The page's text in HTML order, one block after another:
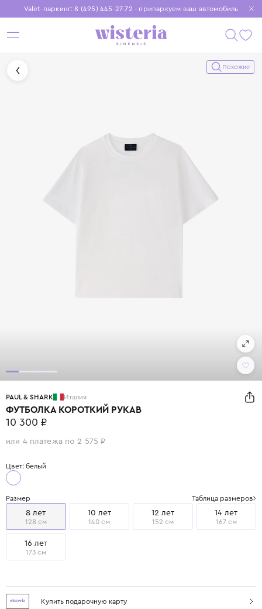
Valet-паркинг: 8 (495) 445-27-72 - припаркуем ваш автомобиль
Бесплатная доставка при заказе от 15 000 ₽
Установите приложение, чтобы покупки были еще удобнее
Похожие
PAUL & SHARK Италия
ФУТБОЛКА КОРОТКИЙ РУКАВ
10 300 ₽
или 4 платежа по 2 575 ₽
Цвет: белый
Размер Таблица размеров
8 лет
128 см
10 лет
140 см
12 лет
152 см
14 лет
167 см
16 лет
173 см
Купить подарочную карту